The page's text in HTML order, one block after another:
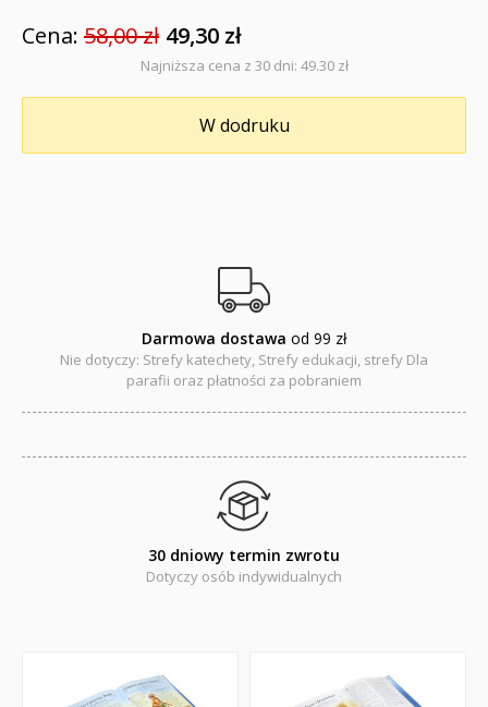
Dyplomy dla dzieci
Edukacja przyrodnicza - Życie bez granic
Książki religijne dla dzieci
Pomoce dydaktyczne
QUIZY I ŁAMIGŁÓWKI NA WAKACJE -35%
WYPRZEDAŻ
Cena: 58,00 zł 49,30 zł
Najniższa cena z 30 dni: 49.30 zł
W dodruku
Darmowa dostawa od 99 zł
Nie dotyczy: Strefy katechety, Strefy edukacji, strefy Dla
parafii oraz płatności za pobraniem
30 dniowy termin zwrotu
Dotyczy osób indywidualnych